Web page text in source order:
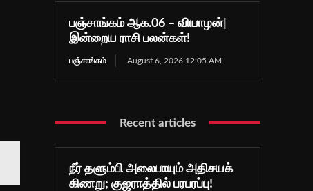
பஞ்சாங்கம் ஆக.06 – வியாழன்|
இன்றைய ராசி பலன்கள்!
பஞ்சாங்கம் August 6, 2026 12:05 AM
Recent articles
நீர் தளும்பி அலைபாயும் அதிசயக்
கிணறு; குஜராத்தில் பரபரப்பு!